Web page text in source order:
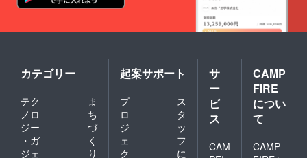
なたの
んでく
れる。
そんな
気持ち
を込め
ていま
▼『ポ
スト
カー
仕様 ・
サイ
ズ：通
常ハガ
キサイ
mm×W
148mm
・カ
バー：
コート
PP貼り
加工、
フルカ
ラー ※
マット
加工
は、サ
カテゴリー
テク
ノロ
ジー
・ガ
ジェ
ま
ち
づ
く
り
起案サポート
プ
ロ
ジ
ェ
ク
ス
タ
ッ
フ
に
サ
ー
ビ
ス
CAM
CAMP
FIRE
につい
て
CAMP